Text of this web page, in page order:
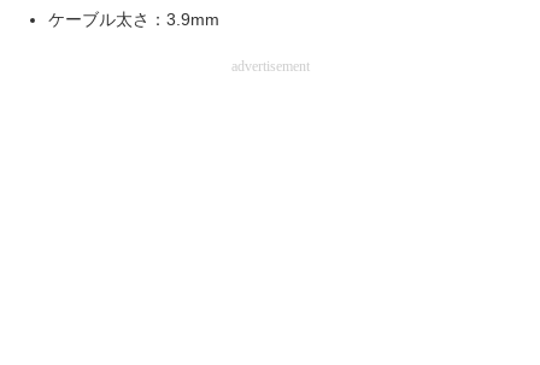
ケーブル太さ：3.9mm
advertisement